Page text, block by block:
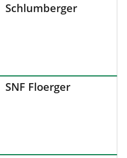
Schlumberger
SNF Floerger